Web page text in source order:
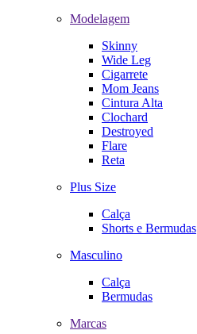
Modelagem
Skinny
Wide Leg
Cigarrete
Mom Jeans
Cintura Alta
Clochard
Destroyed
Flare
Reta
Plus Size
Calça
Shorts e Bermudas
Masculino
Calça
Bermudas
Marcas